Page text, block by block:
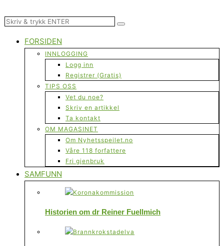
FORSIDEN
INNLOGGING
Logg inn
Registrer (Gratis)
TIPS OSS
Vet du noe?
Skriv en artikkel
Ta kontakt
OM MAGASINET
Om Nyhetsspeilet.no
Våre 118 forfattere
Fri gjenbruk
SAMFUNN
Historien om dr Reiner Fuellmich